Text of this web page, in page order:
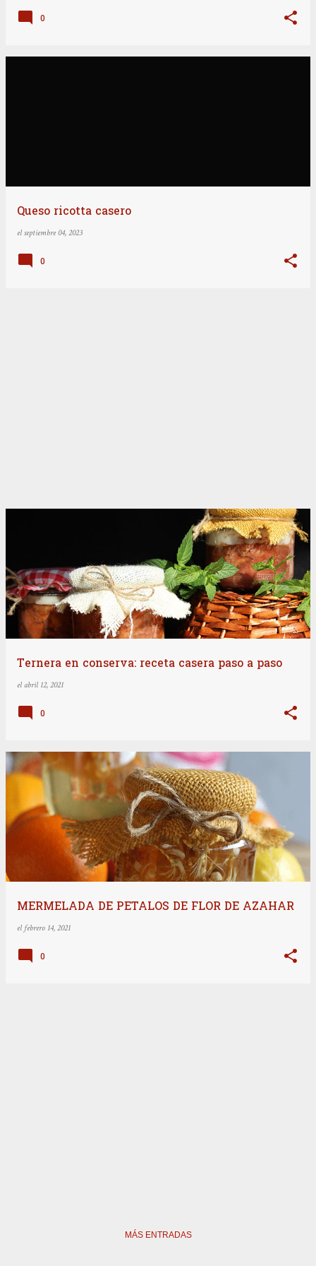
0
Queso ricotta casero
el septiembre 04, 2023
0
Ternera en conserva: receta casera paso a paso
el abril 12, 2021
0
MERMELADA DE PETALOS DE FLOR DE AZAHAR
el febrero 14, 2021
0
MÁS ENTRADAS